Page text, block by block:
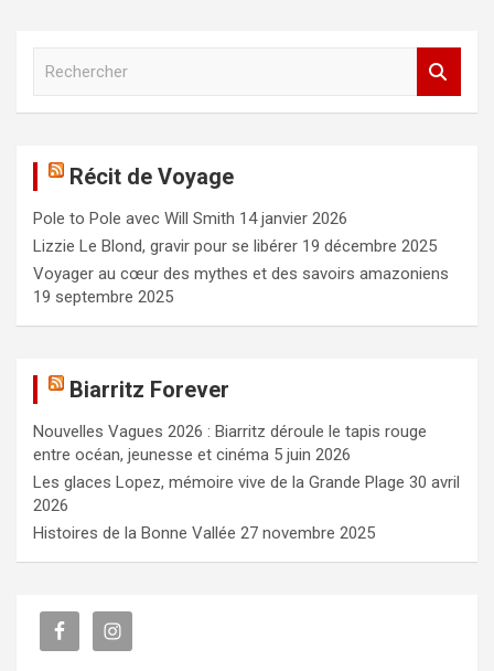
c
h
e
r
Récit de Voyage
Pole to Pole avec Will Smith 14 janvier 2026
Lizzie Le Blond, gravir pour se libérer 19 décembre 2025
Voyager au cœur des mythes et des savoirs amazoniens
19 septembre 2025
Biarritz Forever
Nouvelles Vagues 2026 : Biarritz déroule le tapis rouge
entre océan, jeunesse et cinéma 5 juin 2026
Les glaces Lopez, mémoire vive de la Grande Plage 30 avril
2026
Histoires de la Bonne Vallée 27 novembre 2025